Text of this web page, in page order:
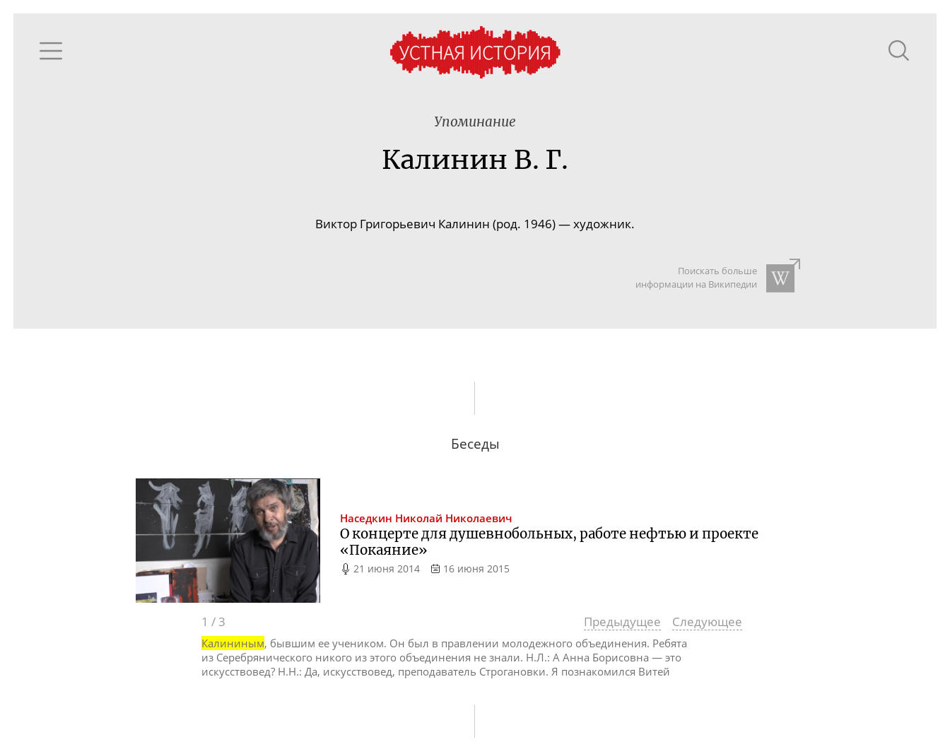
Упоминание
Калинин В. Г.
Виктор Григорьевич Калинин (род. 1946) — художник.
Поискать больше
информации на Википедии
Беседы
Наседкин Николай Николаевич
О концерте для душевнобольных, работе нефтью и проекте
«Покаяние»
21 июня 2014 16 июня 2015
1 / 3 Предыдущее Следующее
Калининым, бывшим ее учеником. Он был в правлении молодежного объединения. Ребята
из Серебрянического никого из этого объединения не знали. Н.Л.: А Анна Борисовна — это
искусствовед? Н.Н.: Да, искусствовед, преподаватель Строгановки. Я познакомился Витей